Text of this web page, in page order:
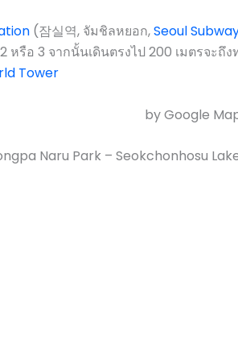
(잠실역, จัมชิลหยอก,Seoul
หรือ 3 จากนั้นเดินตรงไป 200 เมตรจะถึ
Tower
by Google
Naru Park – Seokchonhosu